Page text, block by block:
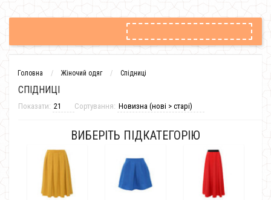
Головна Жіночий одяг Спідниці
СПІДНИЦІ
Показати: Сортування:
ВИБЕРІТЬ ПІДКАТЕГОРІЮ